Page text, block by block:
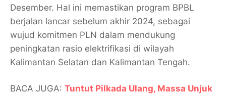
Desember. Hal ini memastikan program BPBL
berjalan lancar sebelum akhir 2024, sebagai
wujud komitmen PLN dalam mendukung
peningkatan rasio elektrifikasi di wilayah
Kalimantan Selatan dan Kalimantan Tengah.
BACA JUGA: Tuntut Pilkada Ulang, Massa Unjuk